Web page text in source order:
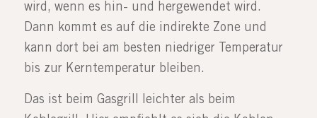
wird, wenn es hin- und hergewendet wird.
Dann kommt es auf die indirekte Zone und
kann dort bei am besten niedriger Temperatur
bis zur Kerntemperatur bleiben.
Das ist beim Gasgrill leichter als beim